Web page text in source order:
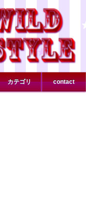
カテゴリ contact